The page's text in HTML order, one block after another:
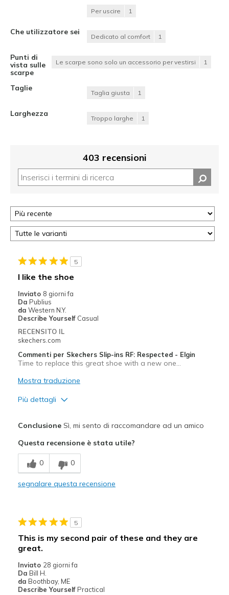
Per uscire 1
Che utilizzatore sei
Dedicato al comfort 1
Punti di
vista sulle
scarpe
Le scarpe sono solo un accessorio per vestirsi 1
Taglie
Taglia giusta 1
Larghezza
Troppo larghe 1
403 recensioni
5
I like the shoe
Inviato 8 giorni fa
Da Publius
da Western N.Y.
Describe Yourself Casual
RECENSITO IL
skechers.com
Commenti per Skechers Slip-ins RF: Respected - Elgin
Time to replace this great shoe with a new one…
Mostra traduzione
Più dettagli
Comfortable
Durable
Casual Wear
Width
Sizing
ConclusioneSì, mi sento di raccomandare ad un amico
Questa recensione è stata utile?
0 0
segnalare questa recensione
5
This is my second pair of these and they are
great.
Inviato 28 giorni fa
Da Bill H.
da Boothbay, ME
Describe Yourself Practical